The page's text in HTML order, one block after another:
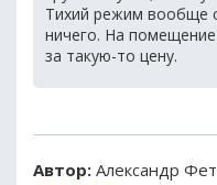
Тихий режим вообще
ничего. На
за такую-то цену.
Автор: Александр